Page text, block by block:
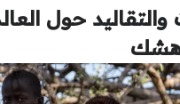
والتقاليد حول